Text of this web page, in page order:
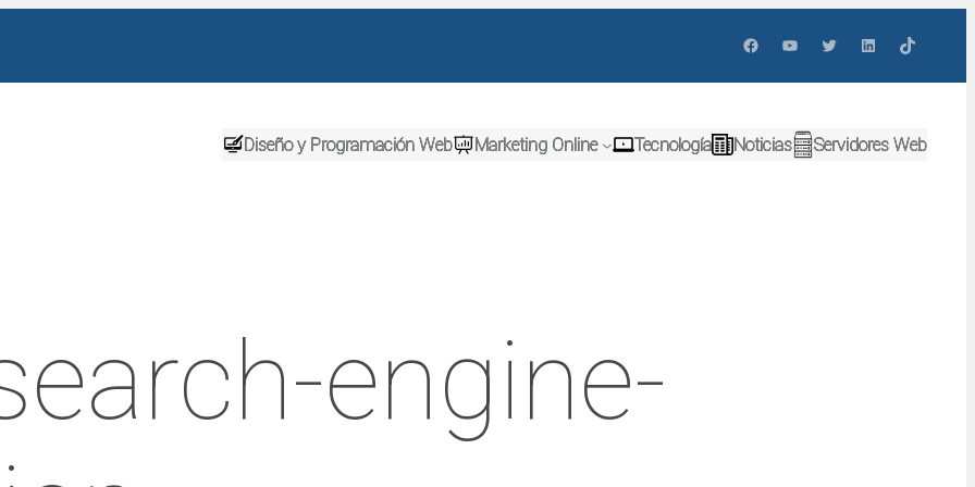
FacebookYouTubeTwitterLinkedInTikTok
Diseño y Programación Web Marketing Online Tecnología Noticias Servidores Web
engine-